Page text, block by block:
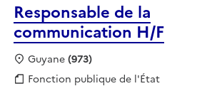
Responsable de la
communication H/F
Localisation :
Guyane(973)
Fonction publique :
Fonction publique de l'État